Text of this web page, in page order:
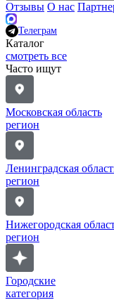
Отзывы О нас
Телеграм
Каталог
смотреть все
Часто ищут
Московская область
регион
Ленинградская
регион
Нижегородская
регион
Городские
категория